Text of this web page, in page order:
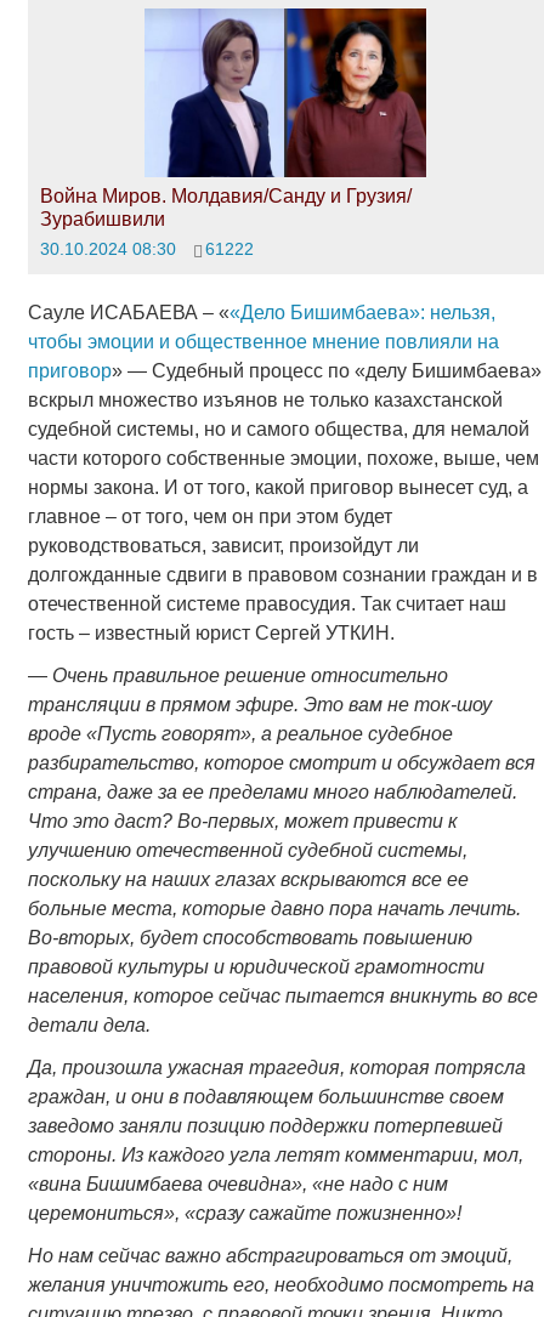
Война Миров. Молдавия/Санду и Грузия/
Зурабишвили
30.10.2024 08:30 61222
Сауле ИСАБАЕВА – ««Дело Бишимбаева»: нельзя,
чтобы эмоции и общественное мнение повлияли на
приговор» — Судебный процесс по «делу Бишимбаева»
вскрыл множество изъянов не только казахстанской
судебной системы, но и самого общества, для немалой
части которого собственные эмоции, похоже, выше, чем
нормы закона. И от того, какой приговор вынесет суд, а
главное – от того, чем он при этом будет
руководствоваться, зависит, произойдут ли
долгожданные сдвиги в правовом сознании граждан и в
отечественной системе правосудия. Так считает наш
гость – известный юрист Сергей УТКИН.
— Очень правильное решение относительно
трансляции в прямом эфире. Это вам не ток-шоу
вроде «Пусть говорят», а реальное судебное
разбирательство, которое смотрит и обсуждает вся
страна, даже за ее пределами много наблюдателей.
Что это даст? Во-первых, может привести к
улучшению отечественной судебной системы,
поскольку на наших глазах вскрываются все ее
больные места, которые давно пора начать лечить.
Во-вторых, будет способствовать повышению
правовой культуры и юридической грамотности
населения, которое сейчас пытается вникнуть во все
детали дела.
Да, произошла ужасная трагедия, которая потрясла
граждан, и они в подавляющем большинстве своем
заведомо заняли позицию поддержки потерпевшей
стороны. Из каждого угла летят комментарии, мол,
«вина Бишимбаева очевидна», «не надо с ним
церемониться», «сразу сажайте пожизненно»!
Но нам сейчас важно абстрагироваться от эмоций,
желания уничтожить его, необходимо посмотреть на